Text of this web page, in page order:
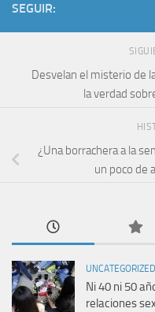
SEGUIR:
Desvelan el misterio de
la verdad
¿Una borrachera a la
un poco de
UNCATEGORIZED
Ni 40 ni 50
relaciones